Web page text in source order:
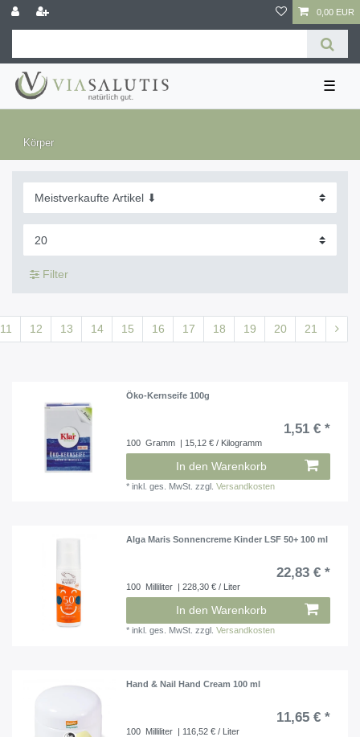
0,00 EUR
☰
Körper
Filter
11 12 13 14 15 16 17 18 19 20 21
Öko-Kernseife 100g
1,51 € *
100 Gramm | 15,12 € / Kilogramm
In den Warenkorb
*inkl. ges. MwSt. zzgl.Versandkosten
Alga Maris Sonnencreme Kinder LSF 50+ 100 ml
22,83 € *
100 Milliliter | 228,30 € / Liter
In den Warenkorb
*inkl. ges. MwSt. zzgl.Versandkosten
Hand & Nail Hand Cream 100 ml
11,65 € *
100 Milliliter | 116,52 € / Liter